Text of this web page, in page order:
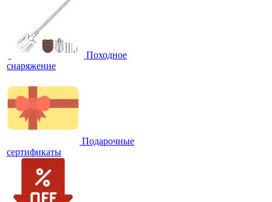
Походное
снаряжение
Подарочные
сертификаты